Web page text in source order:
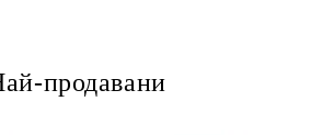
продавани